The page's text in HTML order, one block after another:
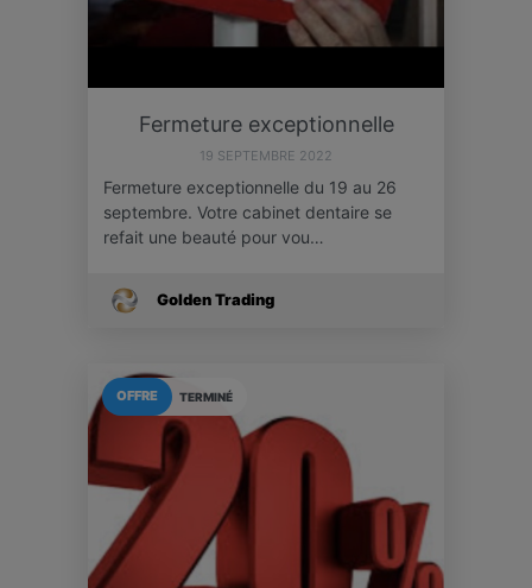
Fermeture exceptionnelle
19 SEPTEMBRE 2022
Fermeture exceptionnelle du 19 au 26
septembre. Votre cabinet dentaire se
refait une beauté pour vou…
Golden Trading
TERMINÉ
OFFRE